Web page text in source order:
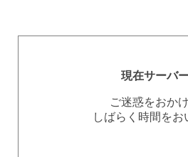
現在サーバ
ご迷惑をおか
しばらく時間を